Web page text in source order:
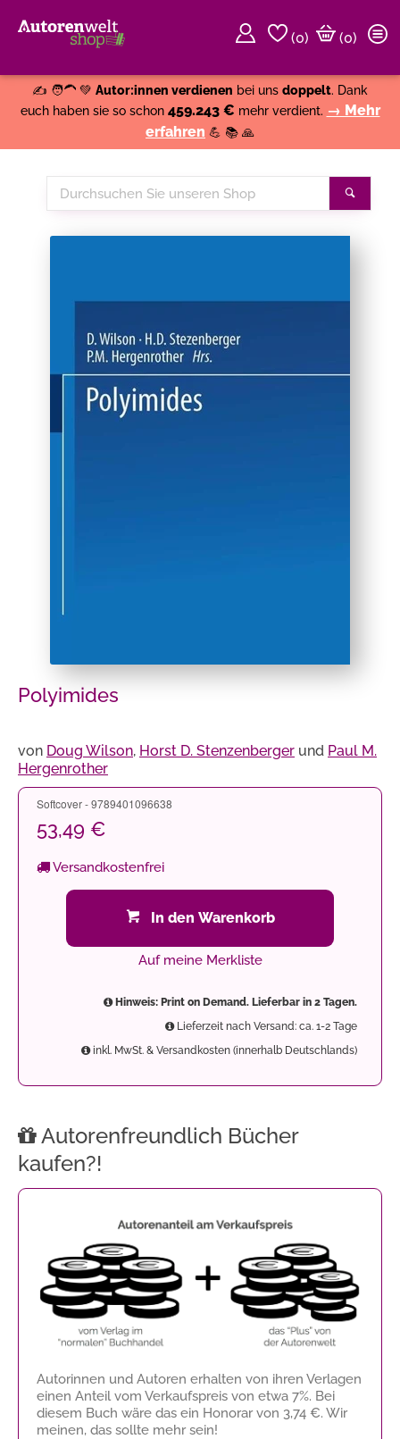
(0)
(0)
✍️ 🧑‍🦱 💚 Autor:innen verdienen bei uns doppelt. Dank
euch haben sie so schon 459.243 € mehr verdient. → Mehr
erfahren 💪 📚 🙏
Durchsuchen
Sie
Polyimides
von Doug Wilson, Horst D. Stenzenberger und Paul M.
Hergenrother
Softcover - 9789401096638
53,49 €
Versandkostenfrei
In den Warenkorb
Auf meine Merkliste
Hinweis: Print on Demand. Lieferbar in 2 Tagen.
Lieferzeit nach Versand: ca. 1-2 Tage
inkl. MwSt. & Versandkosten (innerhalb Deutschlands)
Autorenfreundlich Bücher
kaufen?!
Autorinnen und Autoren erhalten von ihren Verlagen
einen Anteil vom Verkaufspreis von etwa 7%. Bei
diesem Buch wäre das ein Honorar von 3,74 €. Wir
meinen, das sollte mehr sein!